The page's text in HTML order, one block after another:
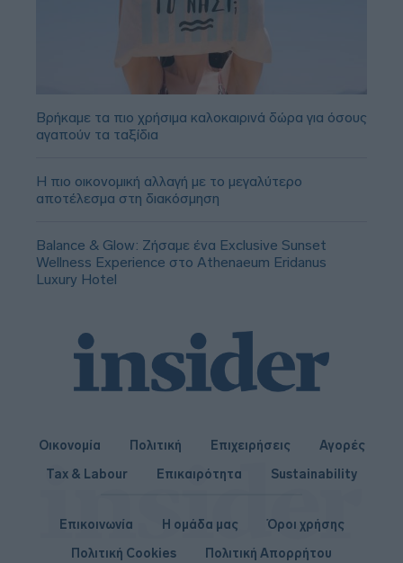
Βρήκαμε τα πιο χρήσιμα καλοκαιρινά δώρα για όσους
αγαπούν τα ταξίδια
Η πιο οικονομική αλλαγή με το μεγαλύτερο
αποτέλεσμα στη διακόσμηση
Balance & Glow: Ζήσαμε ένα Exclusive Sunset
Wellness Experience στο Athenaeum Eridanus
Luxury Hotel
Οικονομία Πολιτική Επιχειρήσεις
Αγορές
Tax & Labour
Επικαιρότητα Sustainability
Επικοινωνία Η ομάδα μας
Όροι χρήσης
Πολιτική Cookies
Πολιτική Απορρήτου